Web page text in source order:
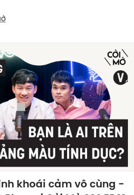
khoái cảm vô cùng -